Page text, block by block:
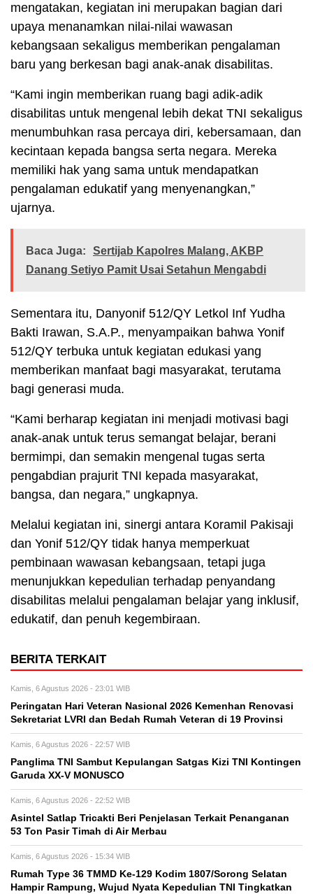
mengatakan, kegiatan ini merupakan bagian dari
upaya menanamkan nilai-nilai wawasan
kebangsaan sekaligus memberikan pengalaman
baru yang berkesan bagi anak-anak disabilitas.
“Kami ingin memberikan ruang bagi adik-adik
disabilitas untuk mengenal lebih dekat TNI sekaligus
menumbuhkan rasa percaya diri, kebersamaan, dan
kecintaan kepada bangsa serta negara. Mereka
memiliki hak yang sama untuk mendapatkan
pengalaman edukatif yang menyenangkan,”
ujarnya.
Baca Juga:
Sertijab Kapolres Malang, AKBP
Danang Setiyo Pamit Usai Setahun Mengabdi
Sementara itu, Danyonif 512/QY Letkol Inf Yudha
Bakti Irawan, S.A.P., menyampaikan bahwa Yonif
512/QY terbuka untuk kegiatan edukasi yang
memberikan manfaat bagi masyarakat, terutama
bagi generasi muda.
“Kami berharap kegiatan ini menjadi motivasi bagi
anak-anak untuk terus semangat belajar, berani
bermimpi, dan semakin mengenal tugas serta
pengabdian prajurit TNI kepada masyarakat,
bangsa, dan negara,” ungkapnya.
Melalui kegiatan ini, sinergi antara Koramil Pakisaji
dan Yonif 512/QY tidak hanya memperkuat
pembinaan wawasan kebangsaan, tetapi juga
menunjukkan kepedulian terhadap penyandang
disabilitas melalui pengalaman belajar yang inklusif,
edukatif, dan penuh kegembiraan.
BERITA TERKAIT
Kamis, 6 Agustus 2026 - 23:01 WIB
Peringatan Hari Veteran Nasional 2026 Kemenhan Renovasi
Sekretariat LVRI dan Bedah Rumah Veteran di 19 Provinsi
Kamis, 6 Agustus 2026 - 22:57 WIB
Panglima TNI Sambut Kepulangan Satgas Kizi TNI Kontingen
Garuda XX-V MONUSCO
Kamis, 6 Agustus 2026 - 22:52 WIB
Asintel Satlap Tricakti Beri Penjelasan Terkait Penanganan
53 Ton Pasir Timah di Air Merbau
Kamis, 6 Agustus 2026 - 15:34 WIB
Rumah Type 36 TMMD Ke-129 Kodim 1807/Sorong Selatan
Hampir Rampung, Wujud Nyata Kepedulian TNI Tingkatkan